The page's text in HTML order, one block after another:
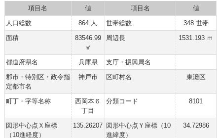
項目名 値 項目名
値
人口総数
864 人 世帯総数
348 世帯
面積
83546.99
㎡
周辺長 1531.193 ｍ
都道府県名 兵庫県
支庁・振興局名
郡市・特別区・政令指
定都市名
神戸市 区町村名 東灘区
町丁・字等名称
西岡本６
丁目
分類コード 8101
図形中心点Ｘ座標
（10進経度）
135.26207 図形中心点Ｙ座標（10
進緯度）
34.72986